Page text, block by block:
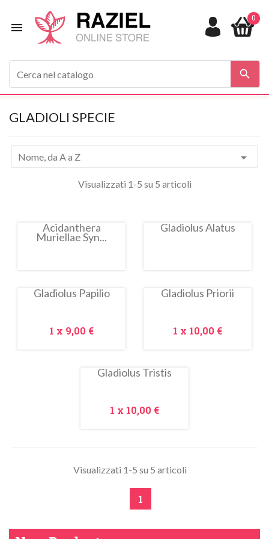

0

GLADIOLI SPECIE
Nome, da A a Z 
Visualizzati 1-5 su 5 articoli
Acidanthera
Muriellae Syn...
Gladiolus Alatus
Gladiolus Papilio
Prezzo
1 x 9,00 €
Gladiolus Priorii
Prezzo
1 x 10,00 €
Gladiolus Tristis
Prezzo
1 x 10,00 €
Visualizzati 1-5 su 5 articoli
1